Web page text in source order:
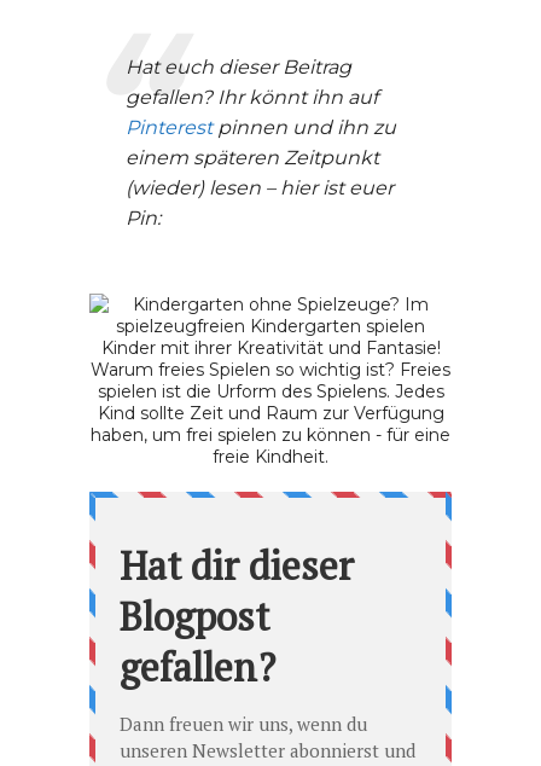
Hat euch dieser Beitrag
gefallen? Ihr könnt ihn auf
Pinterestpinnen und ihn zu
einem späteren Zeitpunkt
(wieder) lesen – hier ist euer
Pin: